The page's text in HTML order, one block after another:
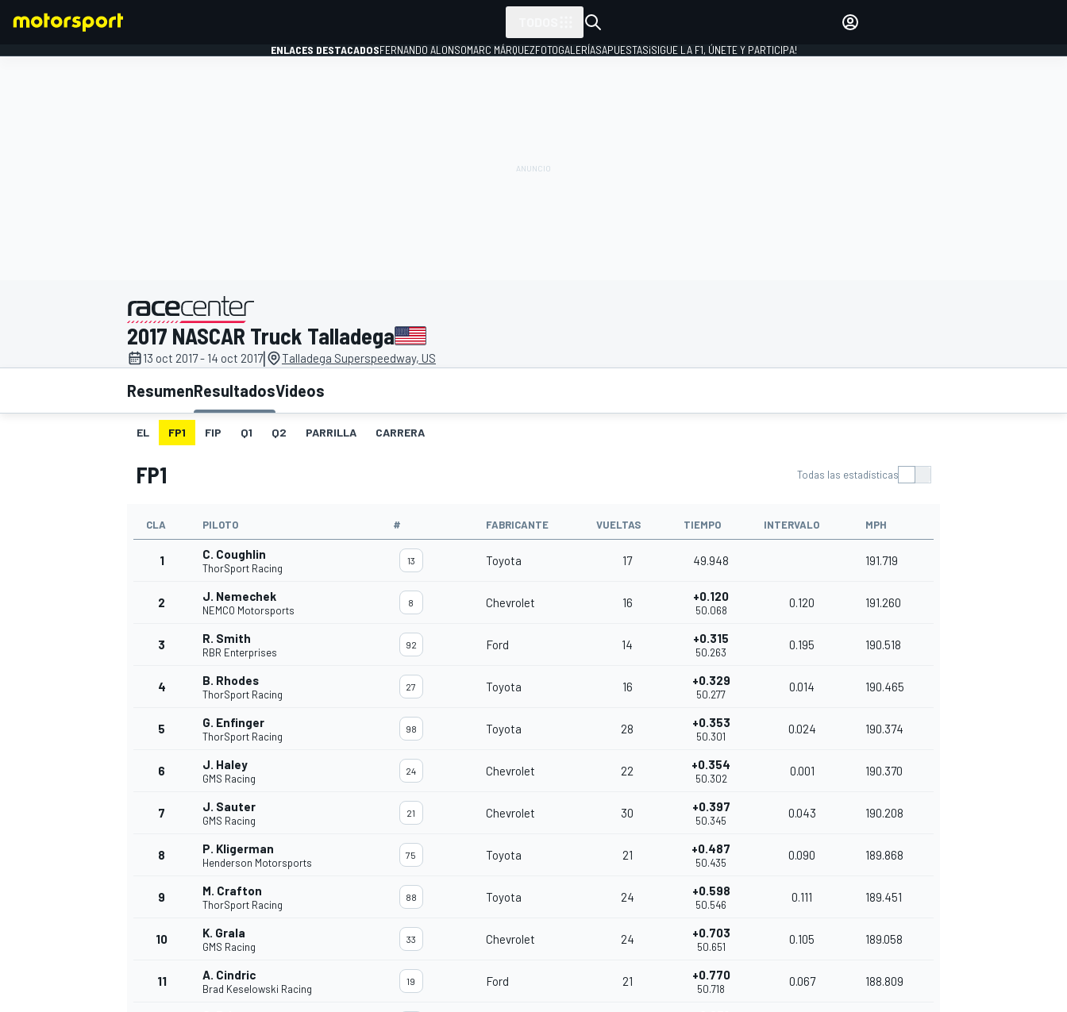
INDYCAR WRC
ENLACES DESTACADOSFERNANDO ALONSOMARC MÁRQUEZFOTOGALERÍASAPUESTAS¡SIGUE LA F1, ÚNETE Y PARTICIPA!
2017 NASCAR Truck Talladega
13 oct 2017 - 14 oct 2017| Talladega Superspeedway, US
ResumenResultadosVideos
EL FP1 FIP Q1 Q2 PARRILLA CARRERA
FP1 Todas las estadísticas
CLA PILOTO # FABRICANTE VUELTAS TIEMPO INTERVALO MPH
1 C. Coughlin
ThorSport Racing
13 Toyota 17 49.948 191.719
2 J. Nemechek
NEMCO Motorsports
8 Chevrolet 16 +0.120
50.068
0.120 191.260
3 R. Smith
RBR Enterprises
92 Ford 14 +0.315
50.263
0.195 190.518
4 B. Rhodes
ThorSport Racing
27 Toyota 16 +0.329
50.277
0.014 190.465
5 G. Enfinger
ThorSport Racing
98 Toyota 28 +0.353
50.301
0.024 190.374
6 J. Haley
GMS Racing
24 Chevrolet 22 +0.354
50.302
0.001 190.370
7 J. Sauter
GMS Racing
21 Chevrolet 30 +0.397
50.345
0.043 190.208
8 P. Kligerman
Henderson Motorsports
75 Toyota 21 +0.487
50.435
0.090 189.868
9 M. Crafton
ThorSport Racing
88 Toyota 24 +0.598
50.546
0.111 189.451
10 K. Grala
GMS Racing
33 Chevrolet 24 +0.703
50.651
0.105 189.058
11 A. Cindric
Brad Keselowski Racing
19 Ford 21 +0.770
50.718
0.067 188.809